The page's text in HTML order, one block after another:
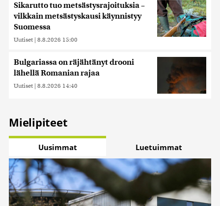
Sikarutto tuo metsästysrajoituksia –
vilkkain metsästyskausi käynnistyy
Suomessa
Uutiset | 8.8.2026 15:00
Bulgariassa on räjähtänyt drooni
lähellä Romanian rajaa
Uutiset | 8.8.2026 14:40
Mielipiteet
Uusimmat Luetuimmat